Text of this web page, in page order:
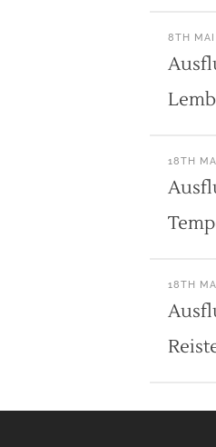
8TH
18TH
18TH